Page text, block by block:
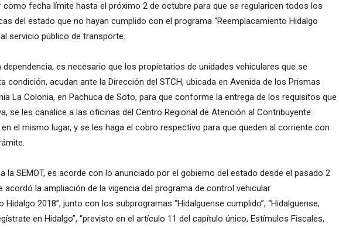
como fecha límite hasta el próximo 2 de octubre para que se regularicen todos los
del estado que no hayan cumplido con el programa “Reemplacamiento Hidalgo
servicio público de transporte.
dependencia, es necesario que los propietarios de unidades vehiculares que se
condición, acudan ante la Dirección del STCH, ubicada en Avenida de los Prismas
La Colonia, en Pachuca de Soto, para que conforme la entrega de los requisitos que
se les canalice a las oficinas del Centro Regional de Atención al Contribuyente
el mismo lugar, y se les haga el cobro respectivo para que queden al corriente con
la SEMOT, es acorde con lo anunciado por el gobierno del estado desde el pasado 2
acordó la ampliación de la vigencia del programa de control vehicular
Hidalgo 2018”, junto con los subprogramas “Hidalguense cumplido”, “Hidalguense,
en Hidalgo”, “previsto en el artículo 11 del capítulo único, Estímulos Fiscales,